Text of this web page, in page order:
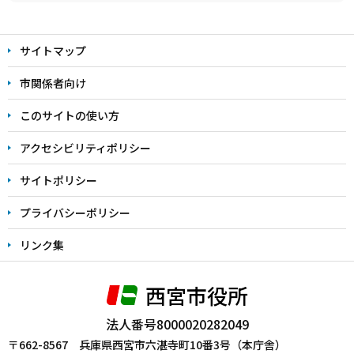
文
こ
こ
ま
で
サイトマップ
市関係者向け
このサイトの使い方
アクセシビリティポリシー
サイトポリシー
プライバシーポリシー
リンク集
西宮市役所
法人番号8000020282049
〒662-8567 兵庫県西宮市六湛寺町10番3号（本庁舎）